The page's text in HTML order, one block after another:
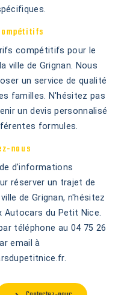
compétitifs pour le
ville de Grignan. Nous
un service de qualité
familles. N'hésitez pas
un devis personnalisé
formules.
nous
d'informations
réserver un trajet de
de Grignan, n'hésitez
Autocars du Petit Nice.
téléphone au 04 75 26
email à